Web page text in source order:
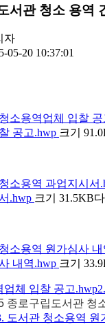
서관 청소 용역
자
05-20 10:37:01
공고.hwp 크기
.hwp 크기 31.5KB
내역.hwp 크기
업체 입찰 공고.hwp
종로구립도서관 청
도서관 청소용역 원